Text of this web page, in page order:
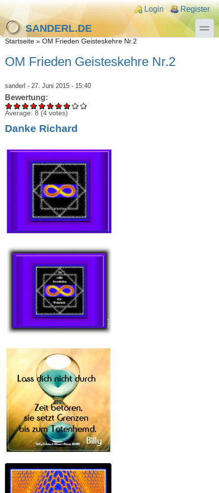
Direkt zum Inhalt
Skip to search
Login links
Login Register
SANDERL.DE
toggle
Sie sind hier
Startseite » OM Frieden Geisteskehre Nr.2
OM Frieden Geisteskehre Nr.2
sanderl - 27. Juni 2015 - 15:40
Bewertung:
Average: 8 (4 votes)
Danke Richard